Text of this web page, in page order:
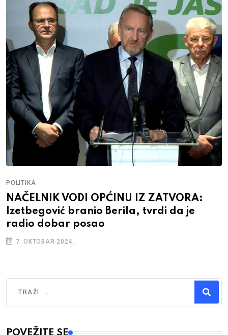
POLITIKA
NAČELNIK VODI OPĆINU IZ ZATVORA:
Izetbegović branio Berila, tvrdi da je
radio dobar posao
7. OKTOBAR 2024.
Type 2 or more characters for results.
POVEŽITE SE